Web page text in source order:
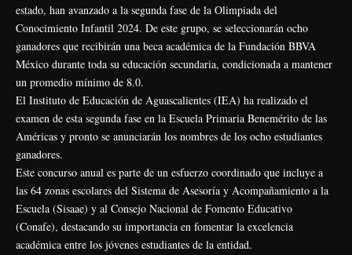
estado, han avanzado a la segunda fase de la Olimpiada del
Conocimiento Infantil 2024. De este grupo, se seleccionarán ocho
ganadores que recibirán una beca académica de la Fundación BBVA
México durante toda su educación secundaria, condicionada a mantener
un promedio mínimo de 8.0.
El Instituto de Educación de Aguascalientes (IEA) ha realizado el
examen de esta segunda fase en la Escuela Primaria Benemérito de las
Américas y pronto se anunciarán los nombres de los ocho estudiantes
ganadores.
Este concurso anual es parte de un esfuerzo coordinado que incluye a
las 64 zonas escolares del Sistema de Asesoría y Acompañamiento a la
Escuela (Sisaae) y al Consejo Nacional de Fomento Educativo
(Conafe), destacando su importancia en fomentar la excelencia
académica entre los jóvenes estudiantes de la entidad.